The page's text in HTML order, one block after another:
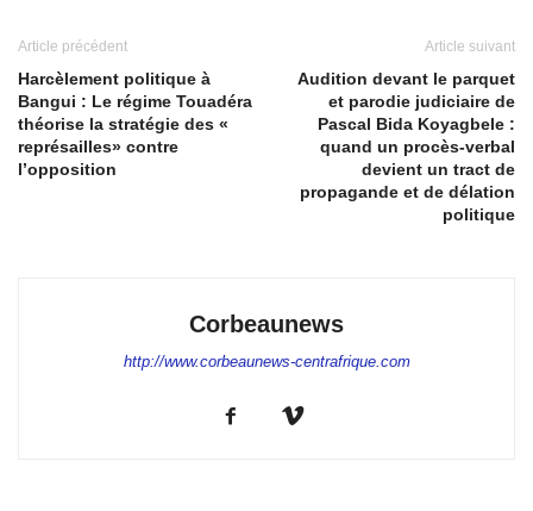
Article précédent
Harcèlement politique à
Bangui : Le régime Touadéra
théorise la stratégie des «
représailles» contre
l’opposition
Article suivant
Audition devant le parquet
et parodie judiciaire de
Pascal Bida Koyagbele :
quand un procès-verbal
devient un tract de
propagande et de délation
politique
Corbeaunews
http://www.corbeaunews-centrafrique.com